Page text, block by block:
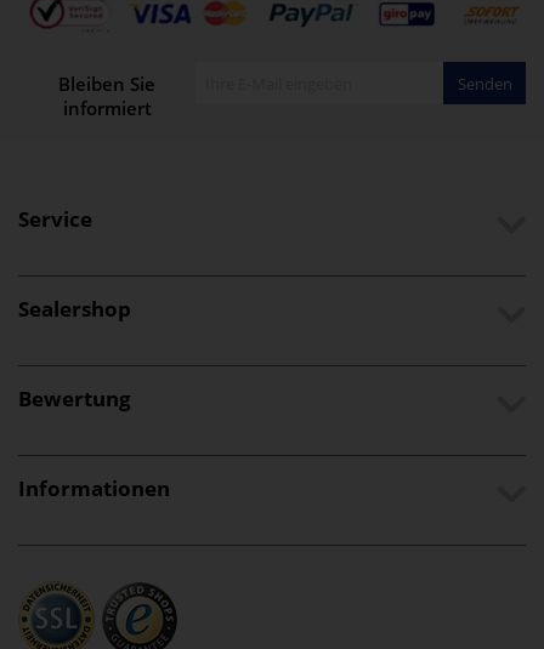
Bleiben Sie
informiert
Senden
Service
Sealershop
Bewertung
Informationen